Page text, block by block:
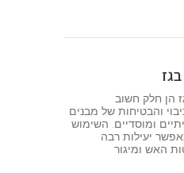
הן חלק חשוב
והבטיחות של מבנים
ומוסדיים. השימוש
יעילות רבה
האש ומיגור